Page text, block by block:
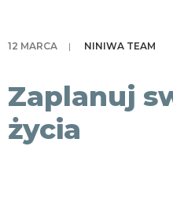
12 MARCA | NINIWA TEAM
Zaplanuj
życia